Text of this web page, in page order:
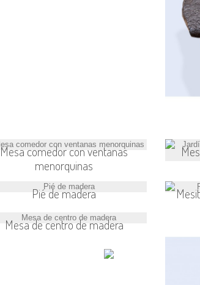
Mesa comedor con ventanas
menorquinas
Pié de madera
Mesa de centro de madera